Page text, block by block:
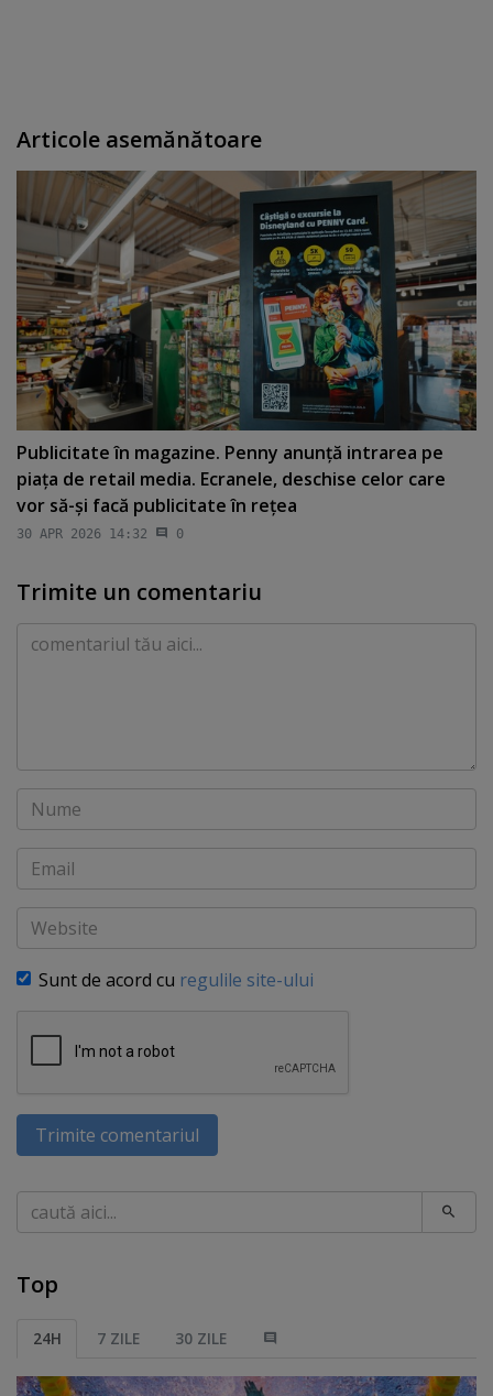
Articole asemănătoare
Publicitate în magazine. Penny anunţă intrarea pe
piaţa de retail media. Ecranele, deschise celor care
vor să-şi facă publicitate în reţea
30 APR 2026 14:32 0
Trimite un comentariu
Comentariu
Nume
Email
Website
Sunt de acord cu regulile site-ului
Trimite comentariul
Caută
Top
24H 7 ZILE 30 ZILE